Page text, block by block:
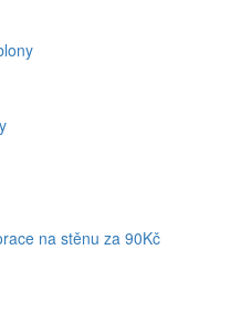
na stěnu za 90Kč